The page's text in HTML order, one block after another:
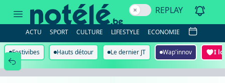
jardin
en
juillet
REPLAY
ACTU SPORT CULTURE LIFESTYLE ECONOMIE
Festivibes Hauts détour Le dernier JT Wap'innov I